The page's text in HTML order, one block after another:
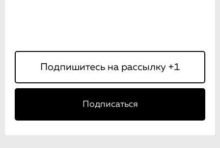
Подписаться